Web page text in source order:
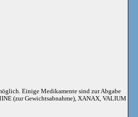
Einige Medikamente sind zur Abgabe
(zur Gewichtsabnahme), XANAX, VALIUM